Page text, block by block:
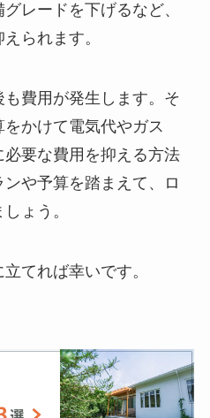
レードを下げるなど、
られます。
費用が発生します。そ
かけて電気代やガス
要な費用を抑える方法
や予算を踏まえて、ロ
ょう。
てれば幸いです。